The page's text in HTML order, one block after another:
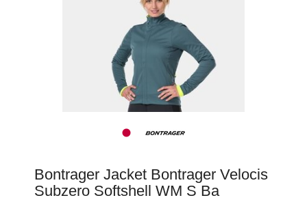
Bontrager Jacket Bontrager Velocis
Subzero Softshell WM S Ba